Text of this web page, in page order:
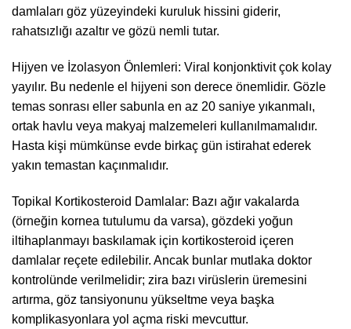
damlaları göz yüzeyindeki kuruluk hissini giderir,
rahatsızlığı azaltır ve gözü nemli tutar.
Hijyen ve İzolasyon Önlemleri: Viral konjonktivit çok kolay
yayılır. Bu nedenle el hijyeni son derece önemlidir. Gözle
temas sonrası eller sabunla en az 20 saniye yıkanmalı,
ortak havlu veya makyaj malzemeleri kullanılmamalıdır.
Hasta kişi mümkünse evde birkaç gün istirahat ederek
yakın temastan kaçınmalıdır.
Topikal Kortikosteroid Damlalar: Bazı ağır vakalarda
(örneğin kornea tutulumu da varsa), gözdeki yoğun
iltihaplanmayı baskılamak için kortikosteroid içeren
damlalar reçete edilebilir. Ancak bunlar mutlaka doktor
kontrolünde verilmelidir; zira bazı virüslerin üremesini
artırma, göz tansiyonunu yükseltme veya başka
komplikasyonlara yol açma riski mevcuttur.